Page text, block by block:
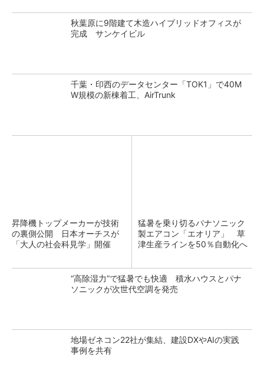
秋葉原に9階建て木造ハイブリッドオフィスが
完成 サンケイビル
千葉・印西のデータセンター「TOK1」で40M
W規模の新棟着工、AirTrunk
昇降機トップメーカーが技術
の裏側公開 日本オーチスが
「大人の社会科見学」開催
猛暑を乗り切るパナソニック
製エアコン「エオリア」 草
津生産ラインを50％自動化へ
“高除湿力”で猛暑でも快適 積水ハウスとパナ
ソニックが次世代空調を発売
地場ゼネコン22社が集結、建設DXやAIの実践
事例を共有